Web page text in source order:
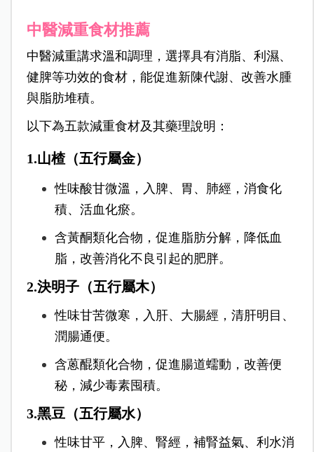
中醫減重食材推薦
中醫減重講求溫和調理，選擇具有消脂、利濕、
健脾等功效的食材，能促進新陳代謝、改善水腫
與脂肪堆積。
以下為五款減重食材及其藥理說明：
1.山楂（五行屬金）
性味酸甘微溫，入脾、胃、肺經，消食化
積、活血化瘀。
含黃酮類化合物，促進脂肪分解，降低血
脂，改善消化不良引起的肥胖。
2.決明子（五行屬木）
性味甘苦微寒，入肝、大腸經，清肝明目、
潤腸通便。
含蒽醌類化合物，促進腸道蠕動，改善便
秘，減少毒素囤積。
3.黑豆（五行屬水）
性味甘平，入脾、腎經，補腎益氣、利水消